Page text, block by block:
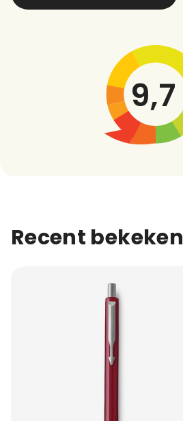
9,7
Recent bekeken